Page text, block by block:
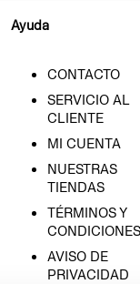
Ayuda
CONTACTO
SERVICIO AL
CLIENTE
MI CUENTA
NUESTRAS
TIENDAS
TÉRMINOS Y
CONDICIONES
AVISO DE
PRIVACIDAD